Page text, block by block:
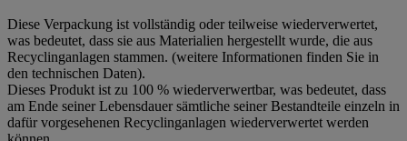
Diese Verpackung ist vollständig oder teilweise wiederverwertet,
was bedeutet, dass sie aus Materialien hergestellt wurde, die aus
Recyclinganlagen stammen. (weitere Informationen finden Sie in
den technischen Daten).
Dieses Produkt ist zu 100 % wiederverwertbar, was bedeutet, dass
am Ende seiner Lebensdauer sämtliche seiner Bestandteile einzeln in
dafür vorgesehenen Recyclinganlagen wiederverwertet werden